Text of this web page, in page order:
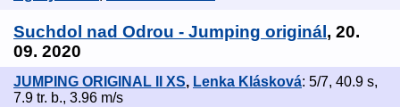
Suchdol nad Odrou - Jumping originál, 20.
09. 2020
JUMPING ORIGINAL II XS, Lenka Klásková: 5/7, 40.9 s,
7.9 tr. b., 3.96 m/s